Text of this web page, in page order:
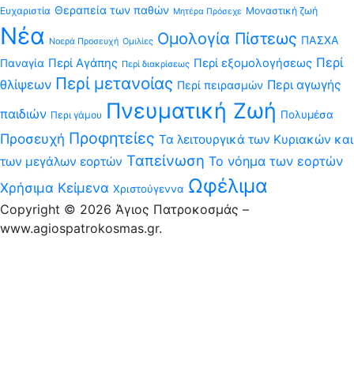
Ευχαριστία Θεραπεία των παθών Μητέρα Πρόσεχε Μοναστική ζωή
Νέα Νοερά Προσευχή Ομιλίες Ομολογία Πίστεως ΠΑΣΧΑ
Παναγία Περί Αγάπης Περί διακρίσεως Περί εξομολογήσεως Περί
θλίψεων Περί μετανοίας Περί πειρασμών Περι αγωγής
παιδιών Περι γάμου Πνευματική Ζωή Πολυμέσα
Προσευχή Προφητείες Τα λειτουργικά των Κυριακών και
των μεγάλων εορτών Ταπείνωση Το νόημα των εορτών
Χρήσιμα Κείμενα Χριστούγεννα Ωφέλιμα
Copyright © 2026 Άγιος Πατροκοσμάς –
www.agiospatrokosmas.gr.